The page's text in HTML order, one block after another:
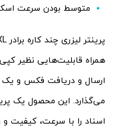
متوسط بودن سرعت
همراه قابلیت‌هایی نظیر
ارسال و دریافت فکس و یک
می‌گذارد. این محصول یک
اسناد را با سرعت، کیفیت